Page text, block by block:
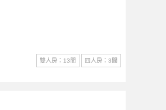
雙人房：13間
四人房：3間